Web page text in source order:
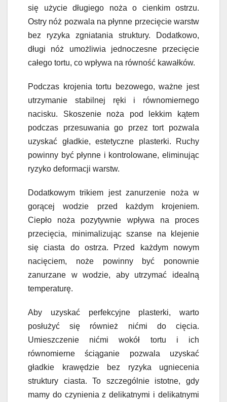
się użycie długiego noża o cienkim ostrzu.
Ostry nóż pozwala na płynne przecięcie warstw
bez ryzyka zgniatania struktury. Dodatkowo,
długi nóż umożliwia jednoczesne przecięcie
całego tortu, co wpływa na równość kawałków.
Podczas krojenia tortu bezowego, ważne jest
utrzymanie stabilnej ręki i równomiernego
nacisku. Skoszenie noża pod lekkim kątem
podczas przesuwania go przez tort pozwala
uzyskać gładkie, estetyczne plasterki. Ruchy
powinny być płynne i kontrolowane, eliminując
ryzyko deformacji warstw.
Dodatkowym trikiem jest zanurzenie noża w
gorącej wodzie przed każdym krojeniem.
Ciepło noża pozytywnie wpływa na proces
przecięcia, minimalizując szanse na klejenie
się ciasta do ostrza. Przed każdym nowym
nacięciem, noże powinny być ponownie
zanurzane w wodzie, aby utrzymać idealną
temperaturę.
Aby uzyskać perfekcyjne plasterki, warto
posłużyć się również nićmi do cięcia.
Umieszczenie nićmi wokół tortu i ich
równomierne ściąganie pozwala uzyskać
gładkie krawędzie bez ryzyka ugniecenia
struktury ciasta. To szczególnie istotne, gdy
mamy do czynienia z delikatnymi i delikatnymi